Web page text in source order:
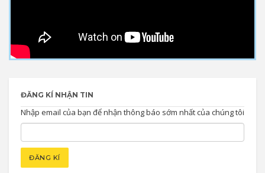
ĐĂNG KÍ NHẬN TIN
Nhập email của bạn để nhận thông báo sớm nhất của chúng tôi